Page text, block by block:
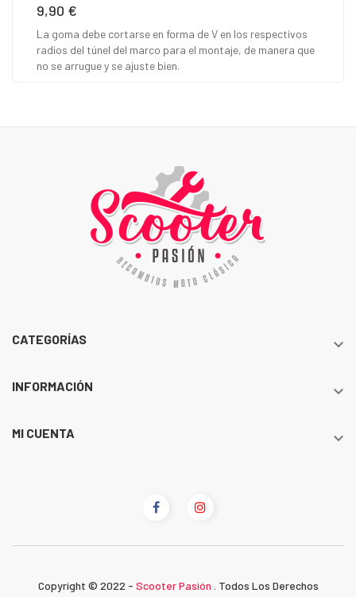
Precio
9,90 €
La goma debe cortarse en forma de V en los respectivos
radios del túnel del marco para el montaje, de manera que
no se arrugue y se ajuste bien.
CATEGORÍAS 
INFORMACIÓN 
MI CUENTA 
Copyright © 2022 - Scooter Pasión
. Todos Los Derechos